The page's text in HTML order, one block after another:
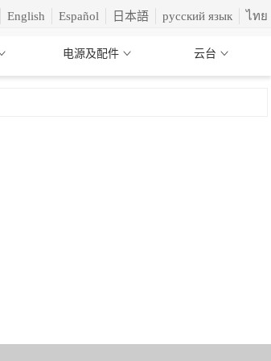
English Español 日本語 русский язык ไทย
电源及配件 云台